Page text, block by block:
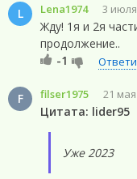
L Lena1974 3
Жду! 1я и 2я
продолжение..
-1
F filser1975 21
Цитата: lider95
Уже 2023